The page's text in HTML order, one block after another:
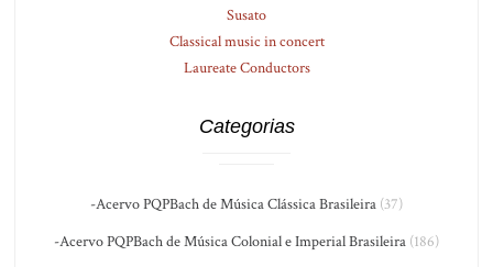
Susato
Classical music in concert
Laureate Conductors
Categorias
-Acervo PQPBach de Música Clássica Brasileira (37)
-Acervo PQPBach de Música Colonial e Imperial Brasileira (186)